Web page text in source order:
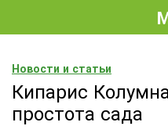
Новости и статьи
Кипарис
простота сада